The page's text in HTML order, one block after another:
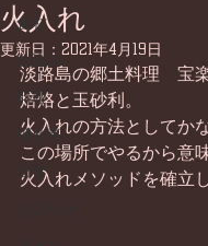
食材
仕込み
料理
畑仕事
日常
火入れ
更新日： 2021年4月19日
淡路島の郷土料理　宝
焙烙と玉砂利。
火入れの方法としてか
この場所でやるから意
火入れメソッドを確立